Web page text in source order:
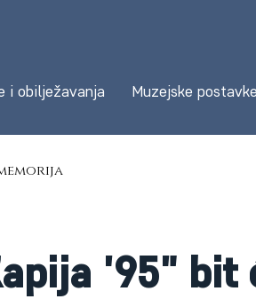
i obilježavanja Muzejske
'95" bit